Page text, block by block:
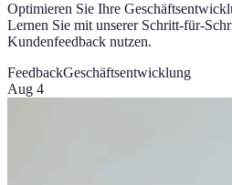
Optimieren Sie Ihre
Lernen Sie mit unserer Schritt-für-
Kundenfeedback nutzen.
FeedbackGeschäftsentwicklung
Aug 4